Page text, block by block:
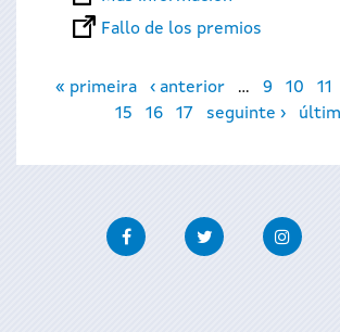
Fallo de los premios
Páginas
« primeira ‹ anterior … 9 10 11
15
16 17 seguinte ›
FacebookTwitter